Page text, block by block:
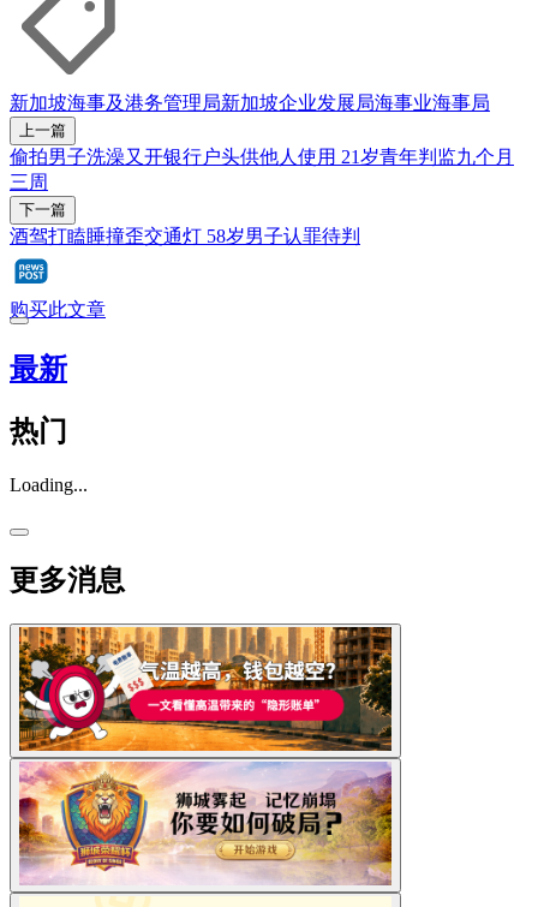
新加坡海事及港务管理局新加坡企业发展局海事业海事局
上一篇
偷拍男子洗澡又开银行户头供他人使用 21岁青年判监九个月
三周
下一篇
酒驾打瞌睡撞歪交通灯 58岁男子认罪待判
购买此文章
最新
热门
Loading...
更多消息